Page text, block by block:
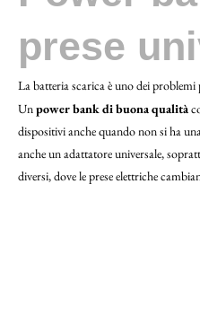
prese
La batteria scarica è uno dei
Unpower bank di buona qualità
dispositivi anche quando non si ha
anche un adattatore universale,
diversi, dove le prese elettriche